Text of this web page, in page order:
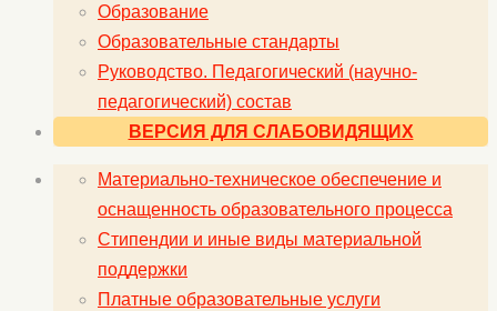
Образование
Образовательные стандарты
Руководство. Педагогический (научно-
педагогический) состав
ВЕРСИЯ ДЛЯ СЛАБОВИДЯЩИХ
Материально-техническое обеспечение и
оснащенность образовательного процесса
Стипендии и иные виды материальной
поддержки
Платные образовательные услуги